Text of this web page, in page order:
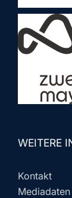
WEITERE
Kontakt
Mediadaten